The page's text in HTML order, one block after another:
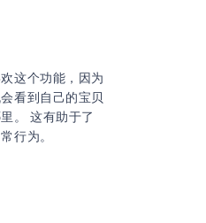
这个功能，因为
看到自己的宝贝
。 这有助于了
行为。